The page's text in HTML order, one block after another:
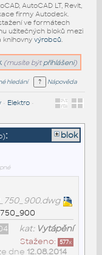
AutoCAD LT, Revit,
firmy Autodesk.
ve formátech
užitečných bloků mezi
knihovny výrobců.
(musíte být přihlášeni)
hledání Nápověda
• Elektro•
: blok
kat: Vytápění
Staženo: 577x
dne 12.08.2014